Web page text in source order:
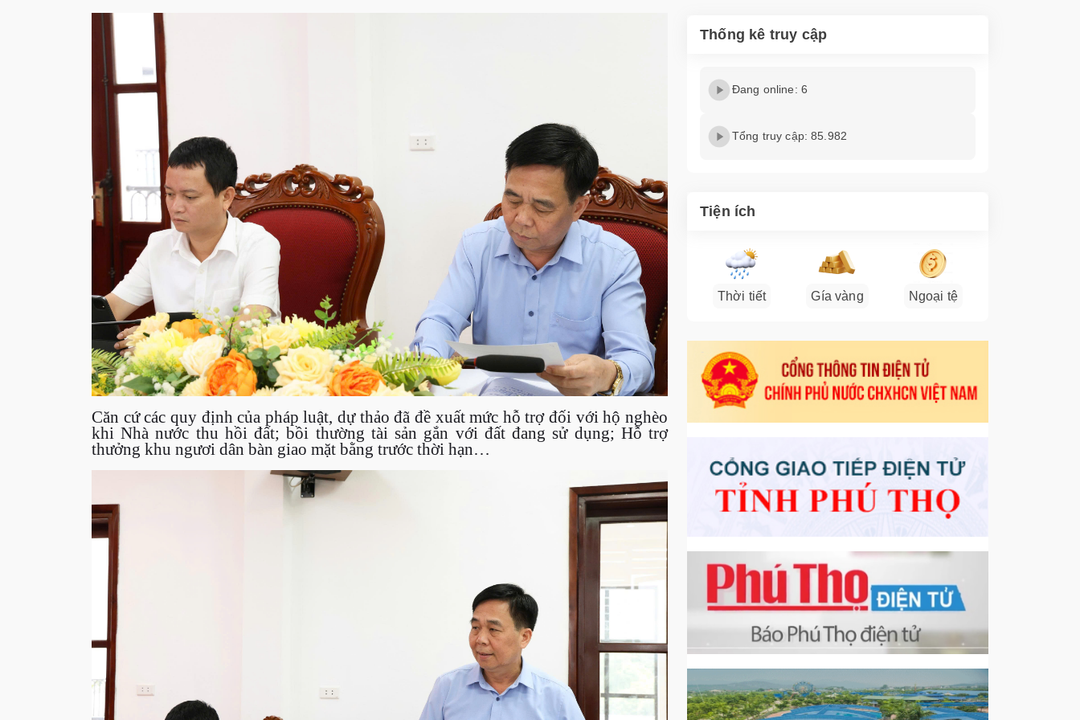
Căn cứ các quy định của pháp luật, dự thảo đã đề xuất mức hỗ trợ đối với hộ nghèo
khi Nhà nước thu hồi đất; bồi thường tài sản gắn với đất đang sử dụng; Hỗ trợ
thưởng khu ngươi dân bàn giao mặt bằng trước thời hạn…
Thống kê truy cập
Đang online: 6
Tổng truy cập: 85.982
Tiện ích
Thời tiết Gía vàng Ngoại tệ